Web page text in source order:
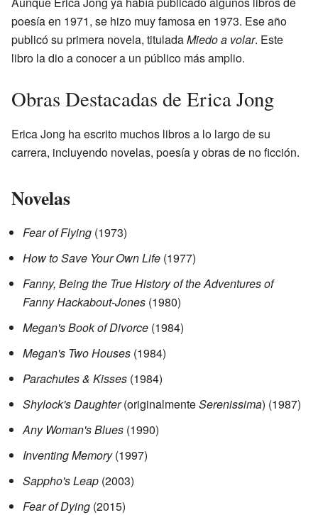
poesía en 1971, se hizo muy famosa en 1973. Ese año
publicó su primera novela, tituladaMiedo a volar. Este
libro la dio a conocer a un público más amplio.
Obras Destacadas de Erica Jong
Erica Jong ha escrito muchos libros a lo largo de su
carrera, incluyendo novelas, poesía y obras de no ficción.
Novelas
Fear of Flying (1973)
How to Save Your Own Life (1977)
Fanny, Being the True History of the Adventures of
Fanny Hackabout-Jones (1980)
Megan's Book of Divorce (1984)
Megan's Two Houses (1984)
Parachutes & Kisses (1984)
Shylock's Daughter(originalmenteSerenissima) (1987)
Any Woman's Blues (1990)
Inventing Memory(1997)
Sappho's Leap (2003)
Fear of Dying (2015)